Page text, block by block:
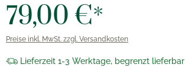
79,00 €*
Preise inkl. MwSt. zzgl. Versandkosten
Lieferzeit 1-3 Werktage, begrenzt lieferbar